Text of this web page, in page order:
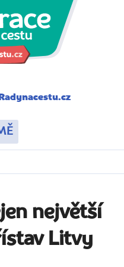
Radynacestu.cz
největší
Litvy